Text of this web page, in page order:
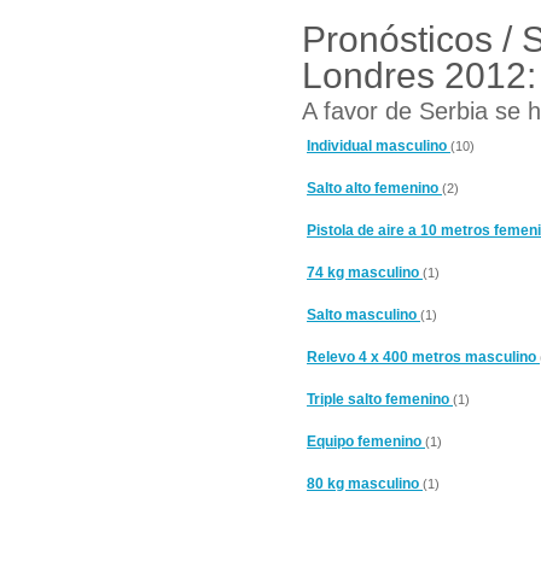
Pronósticos /
Londres 2012:
A favor de Serbia se
Individual masculino (10)
Salto alto femenino (2)
Pistola de aire a 10 metros
74 kg masculino (1)
Salto masculino (1)
Relevo 4 x 400 metros masculino
Triple salto femenino (1)
Equipo femenino (1)
80 kg masculino (1)